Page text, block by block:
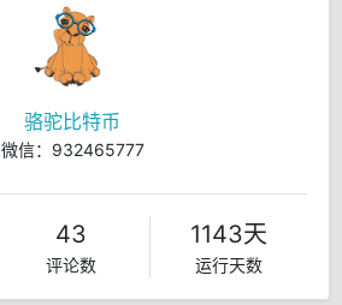
骆驼比特币
微信：932465777
43
评论数
1143天
运行天数